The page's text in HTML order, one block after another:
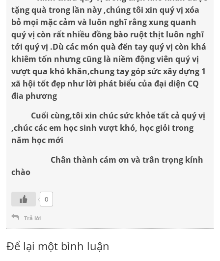
tặng quà trong lần này ,chúng tôi xin quý vị xóa
bỏ mọi mặc cảm và luôn nghĩ rằng xung quanh
quý vị còn rất nhiều đồng bào ruột thịt luôn nghĩ
tới quý vị .Dù các món quà đến tay quý vị còn khá
khiêm tốn nhưng cũng là niềm động viên quý vị
vượt qua khó khăn,chung tay góp sức xây dựng 1
xã hội tốt đẹp như lời phát biểu của đại diện CQ
đia phương
Cuối cùng,tôi xin chúc sức khỏe tất cả quý vị
,chúc các em học sinh vượt khó, học giỏi trong
năm học mới
Chân thành cám ơn và trân trọng kính
chào
0
Trả lời
Để lại một bình luận